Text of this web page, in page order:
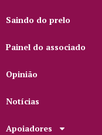
Saindo do prelo
Painel do associado
Opinião
Notícias
Apoiadores